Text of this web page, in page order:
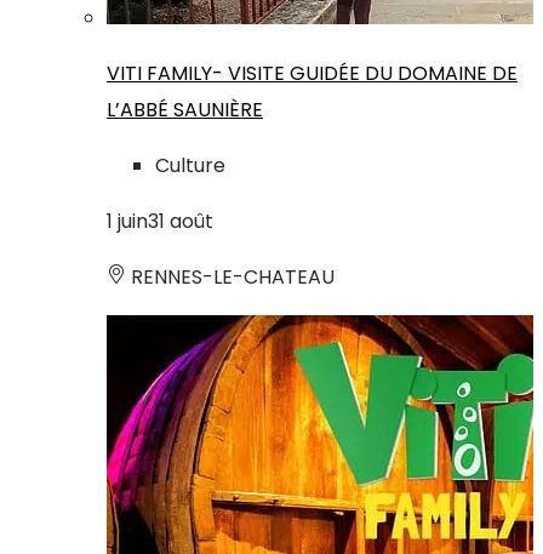
VITI FAMILY- VISITE GUIDÉE DU DOMAINE DE
L’ABBÉ SAUNIÈRE
Culture
1 juin31 août
RENNES-LE-CHATEAU